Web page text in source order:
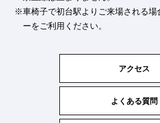
車椅子で初台駅よりご来場される場
ーをご利用ください。
アクセス
よくある質問